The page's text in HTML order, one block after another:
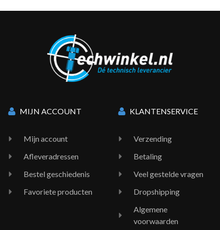
MIJN ACCOUNT
Mijn account
Afleveradressen
Bestel geschiedenis
Favoriete producten
KLANTENSERVICE
Verzending
Betaling
Veel gestelde vragen
Dropshipping
Algemene
voorwaarden